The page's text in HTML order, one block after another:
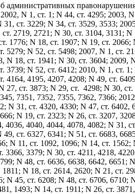
административных
N 1, ст. 1; N 44, ст. 4295; 2003,
ст. 3229; N 34, ст. 3529, 3533;
2719, 2721; N 30, ст. 3104, 3131;
1776; N 18, ст. 1907; N 19, ст. 2066;
5279; N 52, ст. 5498; 2007, N 1, ст.
N 18, ст. 1941; N 30, ст. 3604; 2009,
3739; N 52, ст. 6412; 2010, N 1, ст.
4164, 4195, 4207, 4208; N 49, ст.
27, ст. 3873; N 29, ст. 4298; N 30,
7351, 7352, 7355, 7362, 7366;
N 31, ст. 4320, 4330; N 47, ст. 6402,
N 19, ст. 2323; N 26, ст. 3207,
4036, 4040, 4044, 4078, 4082; N 31,
ст. 6327, 6341; N 51, ст. 6683,
N 11, ст. 1092, 1096; N 14, ст. 1562;
3366, 3379; N 30, ст. 4211, 4218,
N 48, ст. 6636, 6638, 6642, 6651;
N 18, ст. 2614, 2620; N 21, ст.
N 45, ст. 6208; N 48, ст. 6706, 6710;
1493; N 14, ст. 1911; N 26, ст.